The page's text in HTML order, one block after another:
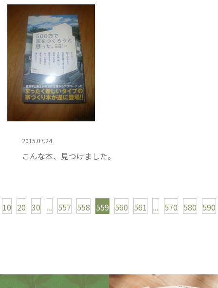
2015.07.24
こんな本、見つけました。
10 20 30 ... 557 558 559 560 561 ... 570 580 590